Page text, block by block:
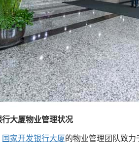
大厦物业管理状况
国家开发银行大厦的物业管理团队致力